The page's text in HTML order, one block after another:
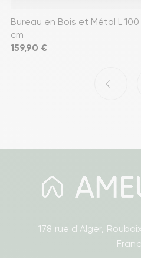
Bureau en Bois et Métal L 100
cm
Prix
159,90 €
‹
178 rue d'Alger,